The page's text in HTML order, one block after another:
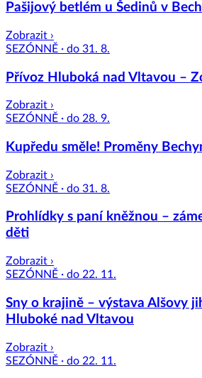
Pašijový betlém u Šedinů v
Zobrazit ›
SEZÓNNĚ · do 31. 8.
Přívoz Hluboká nad Vltavou –
Zobrazit ›
SEZÓNNĚ · do 28. 9.
Kupředu směle! Proměny
Zobrazit ›
SEZÓNNĚ · do 31. 8.
Prohlídky s paní kněžnou –
děti
Zobrazit ›
SEZÓNNĚ · do 22. 11.
Sny o krajině – výstava Alšovy
Hluboké nad Vltavou
Zobrazit ›
SEZÓNNĚ · do 22. 11.